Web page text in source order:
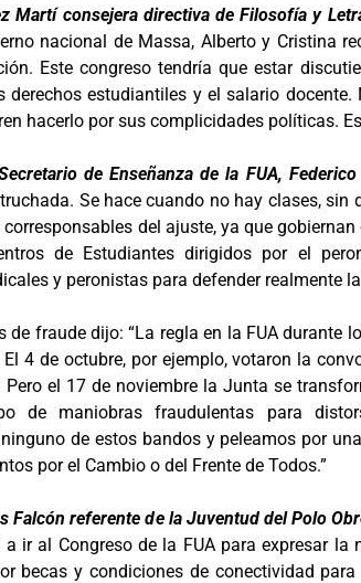
Martí consejera directiva de Filosofía y
nacional de Massa, Alberto y Cristina
Este congreso tendría que estar
derechos estudiantiles y el salario
hacerlo por sus complicidades políticas.
de Enseñanza de la FUA,
Se hace cuando no hay clases,
del ajuste, ya que
de Estudiantes dirigidos por el
y peronistas para defender realmente
fraude dijo: “La regla en la FUA durante
4 de octubre, por ejemplo, votaron la
el 17 de noviembre la Junta se
de maniobras fraudulentas para
de estos bandos y peleamos por
por el Cambio o del Frente de Todos.”
Falcón referente de la Juventud del Polo
a ir al Congreso de la FUA para expresar la
becas y condiciones de conectividad